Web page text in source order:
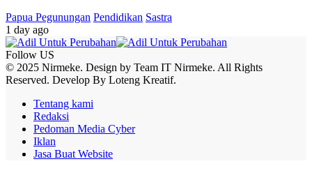
Papua Pegunungan Pendidikan Sastra
1 day ago
Follow US
© 2025 Nirmeke. Design by Team IT Nirmeke. All Rights
Reserved. Develop By Loteng Kreatif.
Tentang kami
Redaksi
Pedoman Media Cyber
Iklan
Jasa Buat Website